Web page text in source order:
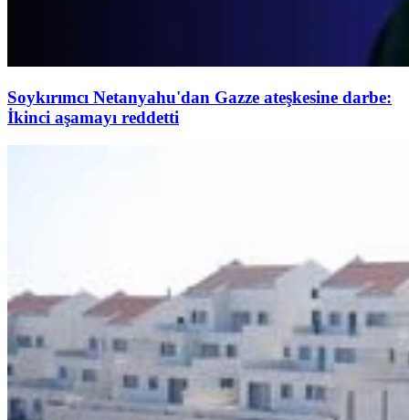
Soykırımcı Netanyahu'dan Gazze ateşkesine darbe:
İkinci aşamayı reddetti